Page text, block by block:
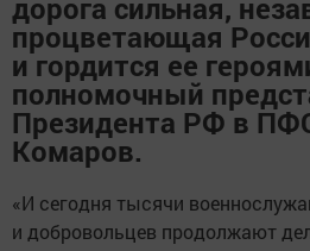
дорога сильная,
процветающая
и гордится ее
полномочный
Президента РФ в
Комаров.
«И сегодня тысячи
и добровольцев продолжают